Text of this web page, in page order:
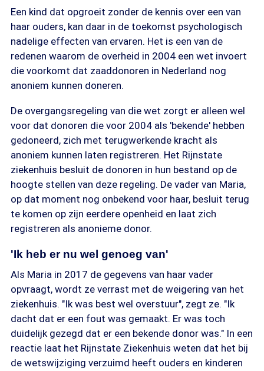
Een kind dat opgroeit zonder de kennis over een van
haar ouders, kan daar in de toekomst psychologisch
nadelige effecten van ervaren. Het is een van de
redenen waarom de overheid in 2004 een wet invoert
die voorkomt dat zaaddonoren in Nederland nog
anoniem kunnen doneren.
De overgangsregeling van die wet zorgt er alleen wel
voor dat donoren die voor 2004 als 'bekende' hebben
gedoneerd, zich met terugwerkende kracht als
anoniem kunnen laten registreren. Het Rijnstate
ziekenhuis besluit de donoren in hun bestand op de
hoogte stellen van deze regeling. De vader van Maria,
op dat moment nog onbekend voor haar, besluit terug
te komen op zijn eerdere openheid en laat zich
registreren als anonieme donor.
'Ik heb er nu wel genoeg van'
Als Maria in 2017 de gegevens van haar vader
opvraagt, wordt ze verrast met de weigering van het
ziekenhuis. "Ik was best wel overstuur", zegt ze. "Ik
dacht dat er een fout was gemaakt. Er was toch
duidelijk gezegd dat er een bekende donor was." In een
reactie laat het Rijnstate Ziekenhuis weten dat het bij
de wetswijziging verzuimd heeft ouders en kinderen